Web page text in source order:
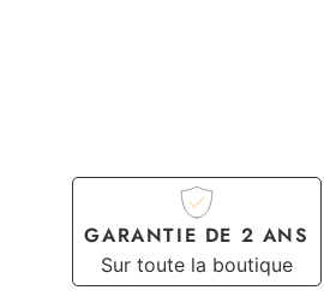
GARANTIE DE 2 ANS
Sur toute la boutique